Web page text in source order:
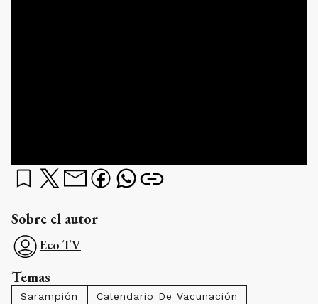
Sobre el autor
Eco TV
Temas
Sarampión Calendario De Vacunación